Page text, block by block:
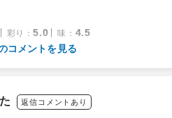
彩り ：5.0 味 ： 4.5
コメントを見る
返信コメントあり